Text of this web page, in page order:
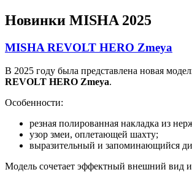
Новинки MISHA 2025
MISHA REVOLT HERO Zmeya
В 2025 году была представлена новая
REVOLT HERO Zmeya.
Особенности:
резная полированная накладка из
узор змеи, оплетающей шахту;
выразительный и запоминающийся
Модель сочетает эффектный внешний вид и